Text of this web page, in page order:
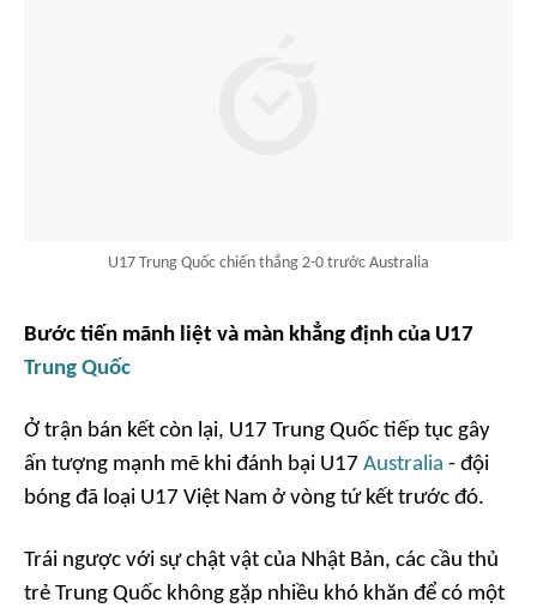
U17 Trung Quốc chiến thắng 2-0 trước Australia
Bước tiến mãnh liệt và màn khẳng định của U17
Trung Quốc
Ở trận bán kết còn lại, U17 Trung Quốc tiếp tục gây
ấn tượng mạnh mẽ khi đánh bại U17 Australia - đội
bóng đã loại U17 Việt Nam ở vòng tứ kết trước đó.
Trái ngược với sự chật vật của Nhật Bản, các cầu thủ
trẻ Trung Quốc không gặp nhiều khó khăn để có một